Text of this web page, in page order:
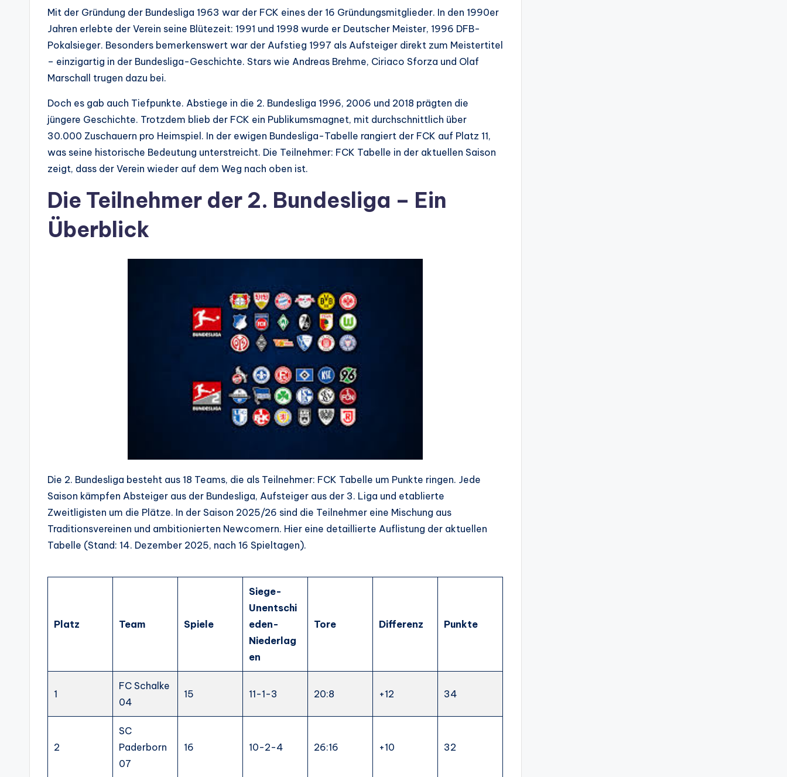
Mit der Gründung der Bundesliga 1963 war der FCK eines der 16 Gründungsmitglieder. In den 1990er
Jahren erlebte der Verein seine Blütezeit: 1991 und 1998 wurde er Deutscher Meister, 1996 DFB-
Pokalsieger. Besonders bemerkenswert war der Aufstieg 1997 als Aufsteiger direkt zum Meistertitel
– einzigartig in der Bundesliga-Geschichte. Stars wie Andreas Brehme, Ciriaco Sforza und Olaf
Marschall trugen dazu bei.
Doch es gab auch Tiefpunkte. Abstiege in die 2. Bundesliga 1996, 2006 und 2018 prägten die
jüngere Geschichte. Trotzdem blieb der FCK ein Publikumsmagnet, mit durchschnittlich über
30.000 Zuschauern pro Heimspiel. In der ewigen Bundesliga-Tabelle rangiert der FCK auf Platz 11,
was seine historische Bedeutung unterstreicht. Die Teilnehmer: FCK Tabelle in der aktuellen Saison
zeigt, dass der Verein wieder auf dem Weg nach oben ist.
Die Teilnehmer der 2. Bundesliga – Ein
Überblick
Die 2. Bundesliga besteht aus 18 Teams, die als Teilnehmer: FCK Tabelle um Punkte ringen. Jede
Saison kämpfen Absteiger aus der Bundesliga, Aufsteiger aus der 3. Liga und etablierte
Zweitligisten um die Plätze. In der Saison 2025/26 sind die Teilnehmer eine Mischung aus
Traditionsvereinen und ambitionierten Newcomern. Hier eine detaillierte Auflistung der aktuellen
Tabelle (Stand: 14. Dezember 2025, nach 16 Spieltagen).
Platz Team Spiele
Siege-
Unentschi
eden-
Niederlag
en
Tore Differenz Punkte
1
FC Schalke
04
15 11-1-3 20:8 +12 34
2
SC
Paderborn
07
16 10-2-4 26:16 +10 32